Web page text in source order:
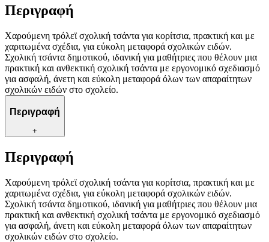
Περιγραφή
Χαρούμενη τρόλεϊ σχολική τσάντα για κορίτσια, πρακτική και με
χαριτωμένα σχέδια, για εύκολη μεταφορά σχολικών ειδών.
Σχολική τσάντα δημοτικού, ιδανική για μαθήτριες που θέλουν μια
πρακτική και ανθεκτική σχολική τσάντα με εργονομικό σχεδιασμό
για ασφαλή, άνετη και εύκολη μεταφορά όλων των απαραίτητων
σχολικών ειδών στο σχολείο.
Περιγραφή
+
Περιγραφή
Χαρούμενη τρόλεϊ σχολική τσάντα για κορίτσια, πρακτική και με
χαριτωμένα σχέδια, για εύκολη μεταφορά σχολικών ειδών.
Σχολική τσάντα δημοτικού, ιδανική για μαθήτριες που θέλουν μια
πρακτική και ανθεκτική σχολική τσάντα με εργονομικό σχεδιασμό
για ασφαλή, άνετη και εύκολη μεταφορά όλων των απαραίτητων
σχολικών ειδών στο σχολείο.